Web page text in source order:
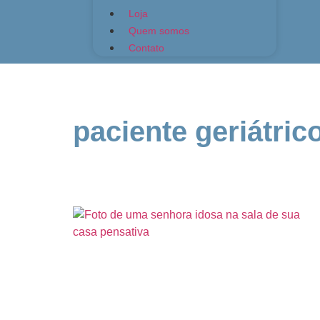
Loja
Quem somos
Contato
paciente